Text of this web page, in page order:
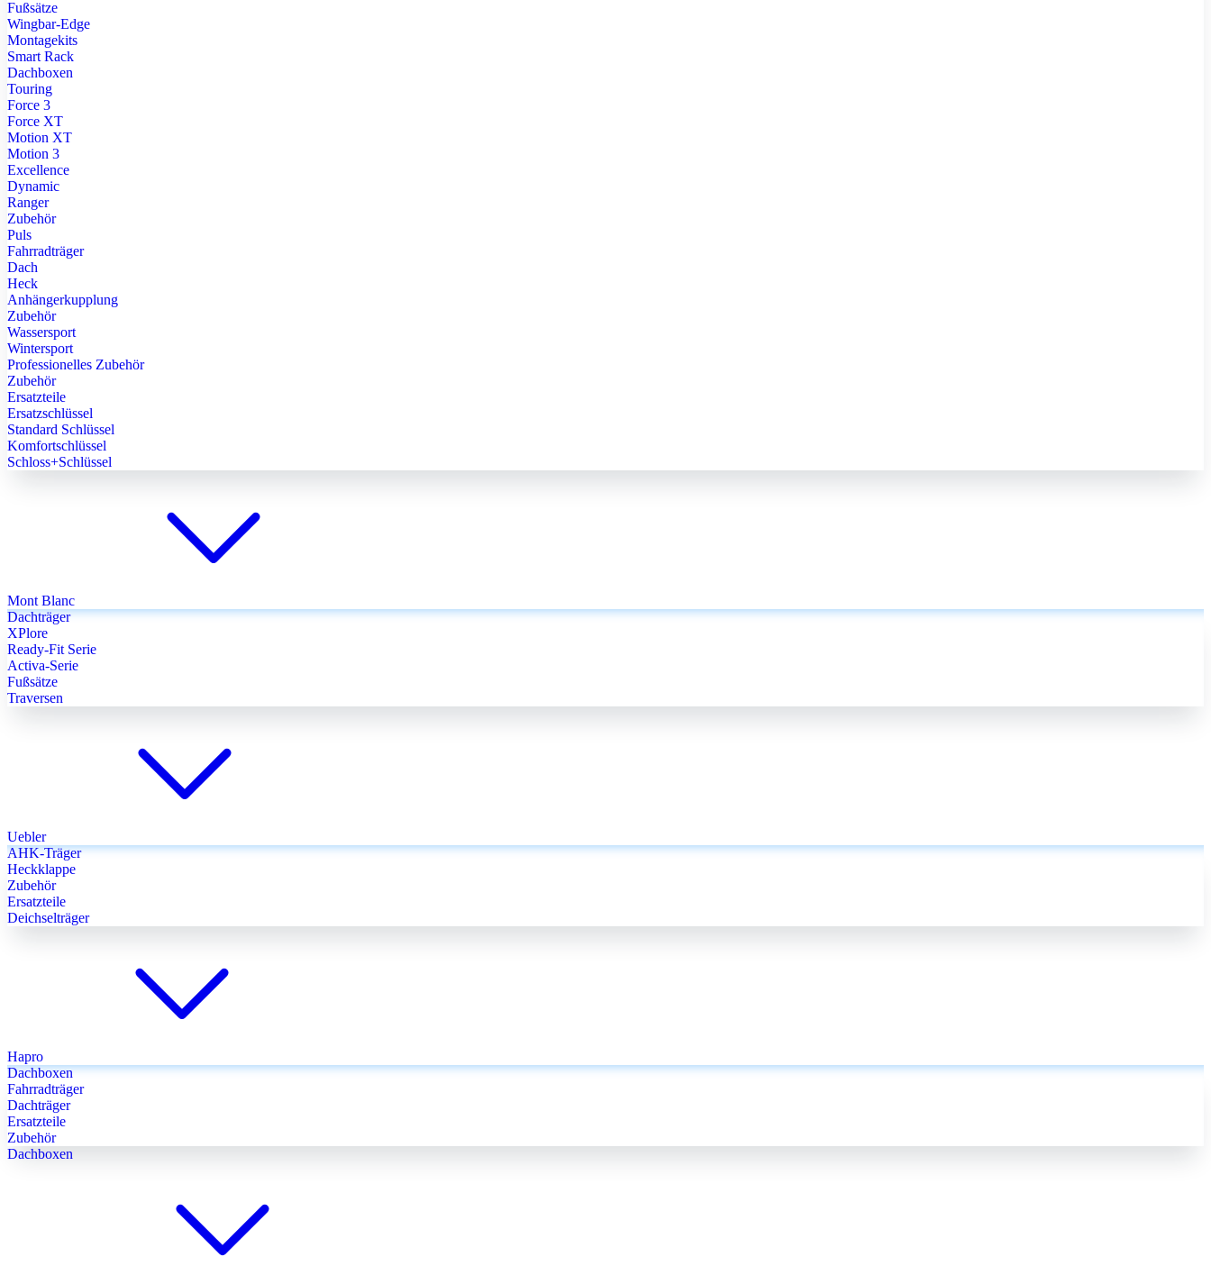
Fußsätze
Wingbar-Edge
Montagekits
Smart Rack
Dachboxen
Touring
Force 3
Force XT
Motion XT
Motion 3
Excellence
Dynamic
Ranger
Zubehör
Puls
Fahrradträger
Dach
Heck
Anhängerkupplung
Zubehör
Wassersport
Wintersport
Professionelles Zubehör
Zubehör
Ersatzteile
Ersatzschlüssel
Standard Schlüssel
Komfortschlüssel
Schloss+Schlüssel
Mont Blanc
Dachträger
XPlore
Ready-Fit Serie
Activa-Serie
Fußsätze
Traversen
Uebler
AHK-Träger
Heckklappe
Zubehör
Ersatzteile
Deichselträger
Hapro
Dachboxen
Fahrradträger
Dachträger
Ersatzteile
Zubehör
Dachboxen